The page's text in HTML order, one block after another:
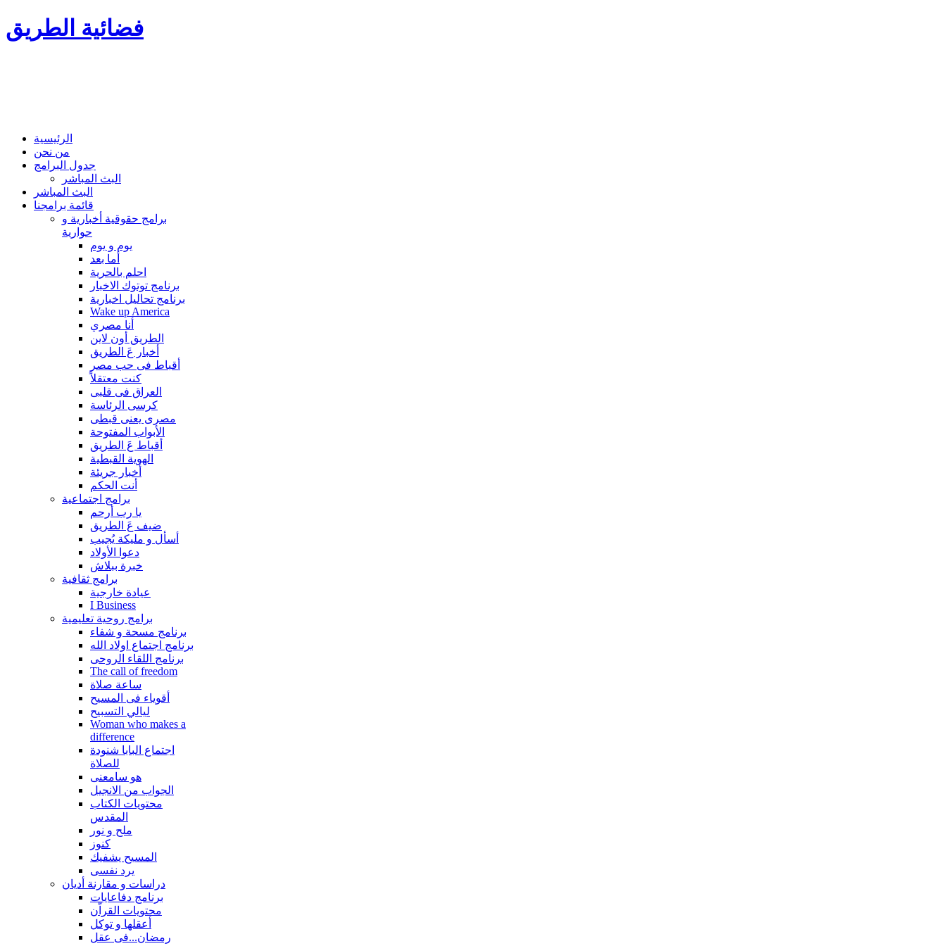
فضائية الطريق
الرئيسية
من نحن
جدول البرامج
البث المباشر
البث المباشر
قائمة برامجنا
برامج حقوقية أخبارية و
حوارية
يوم و يوم
أما بعد
احلم بالحرية
برنامج توتوك الاخبار
برنامج تحاليل اخبارية
Wake up America
أنا مصري
الطريق أون لاين
أخبار عَ الطريق
أقباط فى حب مصر
كنت معتقلاً
العراق فى قلبى
كرسى الرئاسة
مصرى يعنى قبطى
الأبواب المفتوحة
أقباط عَ الطريق
الهوية القبطية
أخبار جريئة
أنت الحكم
برامج اجتماعية
يا رب أرحم
ضيف عَ الطريق
أسأل و مليكة يُجيب
دعوا الأولاد
خبرة ببلاش
برامج ثقافية
عيادة خارجية
I Business
برامج روحية تعليمية
برنامج مسحة و شفاء
برنامج اجتماع اولاد الله
برنامج اللقاء الروحى
The call of freedom
ساعة صلاة
أقوياء فى المسيح
ليالي التسبيح
Woman who makes a
difference
اجتماع البابا شنودة
للصلاة
هو سامعنى
الجواب من الانجيل
محتويات الكتاب
المقدس
ملح و نور
كنوز
المسيح يشفيك
يرد نفسى
دراسات و مقارنة أديان
برنامج دفاعايات
محتويات القراّن
أعقلها و توكل
رمضان...فى عقل